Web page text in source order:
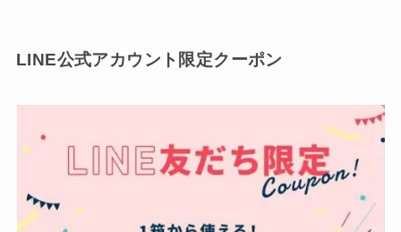
LINE公式アカウント限定クーポン